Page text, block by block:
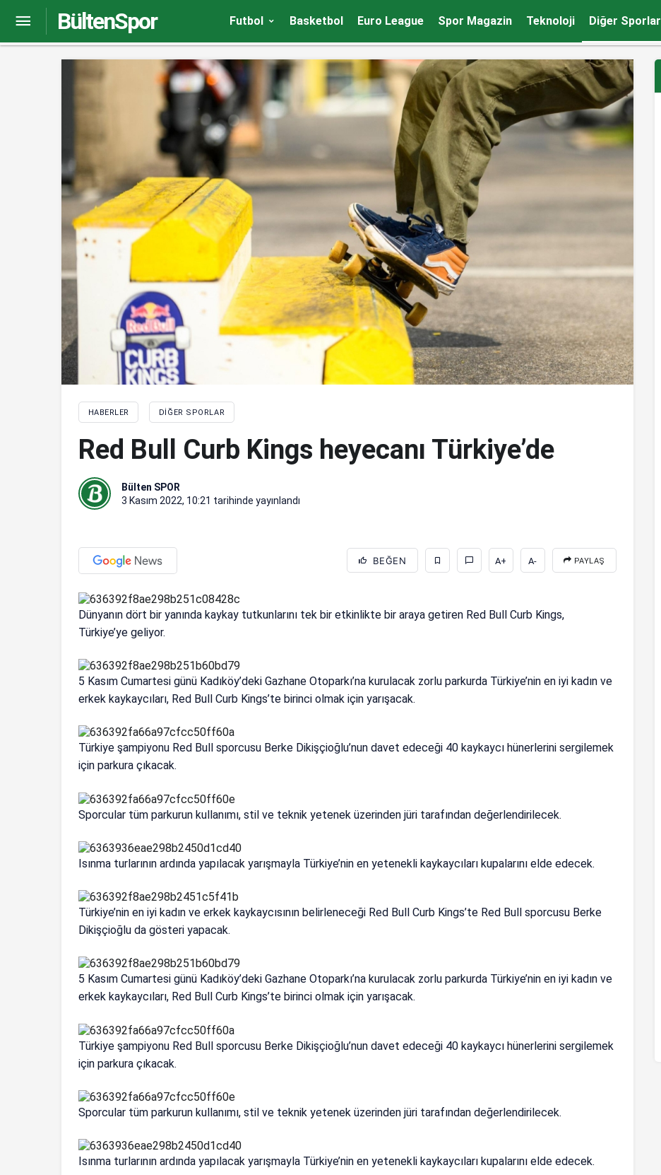
BültenSpor Futbol Basketbol Euro League Spor Magazin Teknoloji Diğer Sporlar
HABERLER DIĞER SPORLAR
Red Bull Curb Kings heyecanı Türkiye’de
Bülten SPOR
3 Kasım 2022, 10:21 tarihinde yayınlandı
BEĞEN A+ A- PAYLAŞ
Dünyanın dört bir yanında kaykay tutkunlarını tek bir etkinlikte bir araya getiren Red Bull Curb Kings,
Türkiye’ye geliyor.
5 Kasım Cumartesi günü Kadıköy’deki Gazhane Otoparkı’na kurulacak zorlu parkurda Türkiye’nin en iyi kadın ve
erkek kaykaycıları, Red Bull Curb Kings’te birinci olmak için yarışacak.
Türkiye şampiyonu Red Bull sporcusu Berke Dikişçioğlu’nun davet edeceği 40 kaykaycı hünerlerini sergilemek
için parkura çıkacak.
Sporcular tüm parkurun kullanımı, stil ve teknik yetenek üzerinden jüri tarafından değerlendirilecek.
Isınma turlarının ardında yapılacak yarışmayla Türkiye’nin en yetenekli kaykaycıları kupalarını elde edecek.
Türkiye’nin en iyi kadın ve erkek kaykaycısının belirleneceği Red Bull Curb Kings’te Red Bull sporcusu Berke
Dikişçioğlu da gösteri yapacak.
5 Kasım Cumartesi günü Kadıköy’deki Gazhane Otoparkı’na kurulacak zorlu parkurda Türkiye’nin en iyi kadın ve
erkek kaykaycıları, Red Bull Curb Kings’te birinci olmak için yarışacak.
Türkiye şampiyonu Red Bull sporcusu Berke Dikişçioğlu’nun davet edeceği 40 kaykaycı hünerlerini sergilemek
için parkura çıkacak.
Sporcular tüm parkurun kullanımı, stil ve teknik yetenek üzerinden jüri tarafından değerlendirilecek.
Isınma turlarının ardında yapılacak yarışmayla Türkiye’nin en yetenekli kaykaycıları kupalarını elde edecek.
Kadın hentbolculardan Anıtkabir’e ziyaret